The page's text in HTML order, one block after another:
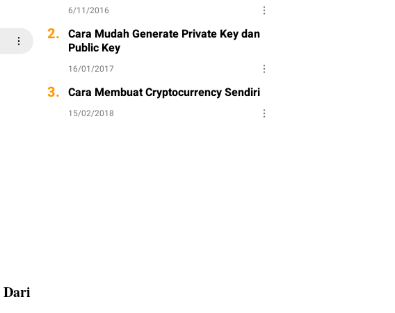
Dari
6/11/2016
2. Cara Mudah Generate Private Key dan
Public Key
16/01/2017
3. Cara Membuat Cryptocurrency Sendiri
15/02/2018